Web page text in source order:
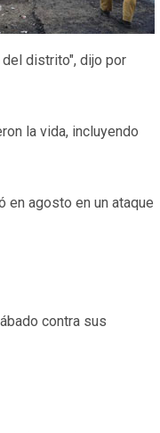
distrito", dijo por
la vida, incluyendo
en agosto en un ataque
contra sus